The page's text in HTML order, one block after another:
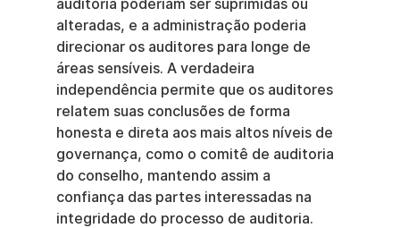
auditoria poderiam ser suprimidas ou
alteradas, e a administração poderia
direcionar os auditores para longe de
áreas sensíveis. A verdadeira
independência permite que os auditores
relatem suas conclusões de forma
honesta e direta aos mais altos níveis de
governança, como o comitê de auditoria
do conselho, mantendo assim a
confiança das partes interessadas na
integridade do processo de auditoria.